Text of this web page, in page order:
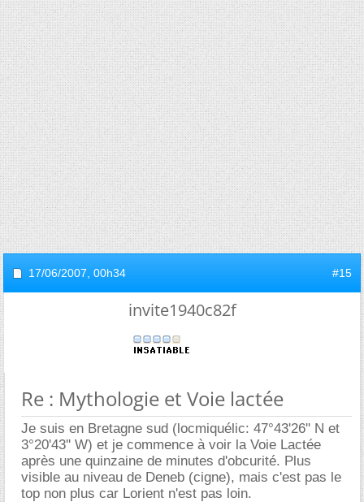
17/06/2007, 00h34 #15
invite1940c82f
Re : Mythologie et Voie lactée
Je suis en Bretagne sud (locmiquélic: 47°43'26'' N et
3°20'43'' W) et je commence à voir la Voie Lactée
après une quinzaine de minutes d'obcurité. Plus
visible au niveau de Deneb (cigne), mais c'est pas le
top non plus car Lorient n'est pas loin.